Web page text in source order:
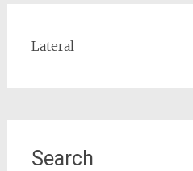
Lateral
Search